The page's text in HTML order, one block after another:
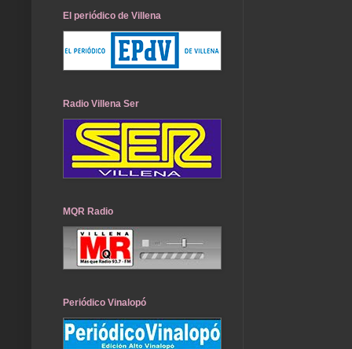
El periódico de Villena
Radio Villena Ser
MQR Radio
Periódico Vinalopó